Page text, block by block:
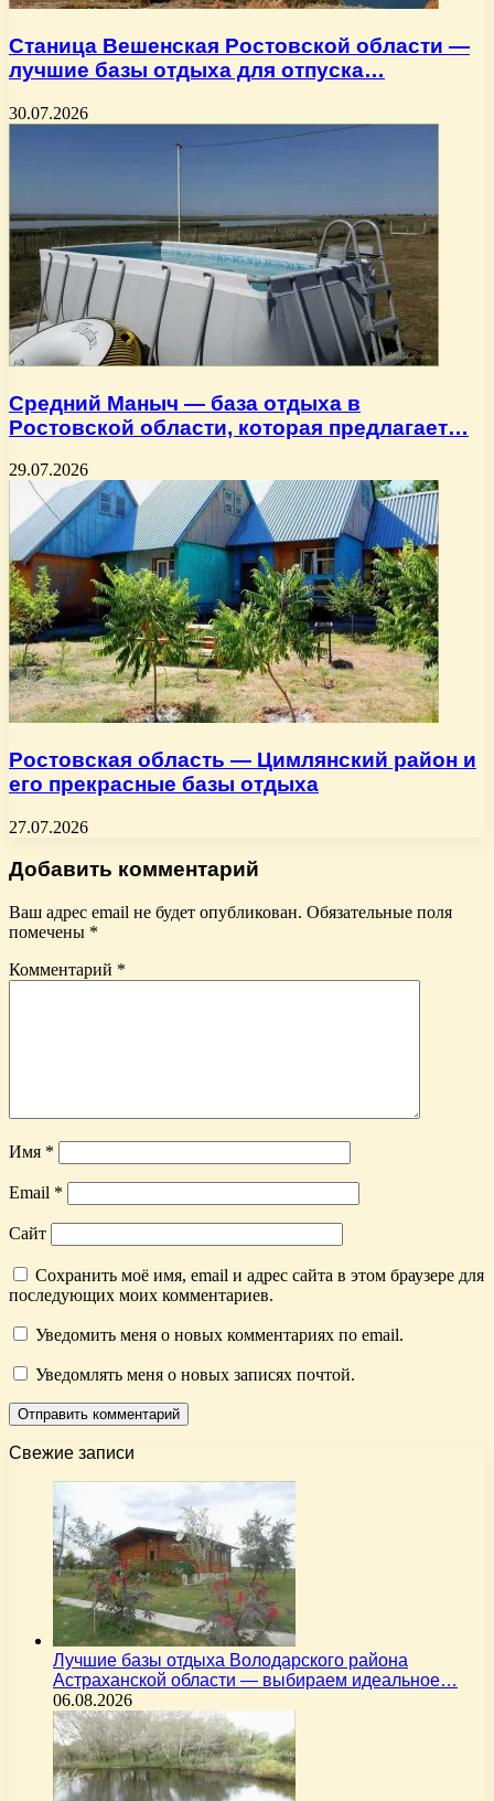
Станица Вешенская Ростовской области —
лучшие базы отдыха для отпуска…
30.07.2026
Средний Маныч — база отдыха в
Ростовской области, которая предлагает…
29.07.2026
Ростовская область — Цимлянский район и
его прекрасные базы отдыха
27.07.2026
Добавить комментарий
Ваш адрес email не будет опубликован. Обязательные поля
помечены *
Комментарий *
Имя *
Email *
Сайт
Сохранить моё имя, email и адрес сайта в этом браузере для
последующих моих комментариев.
Уведомить меня о новых комментариях по email.
Уведомлять меня о новых записях почтой.
Свежие записи
Лучшие базы отдыха Володарского района
Астраханской области — выбираем идеальное…
06.08.2026